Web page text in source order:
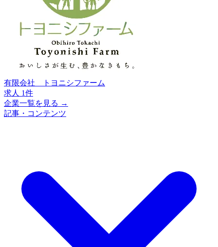
有限会社 トヨニシファーム
求人 1件
企業一覧を見る →
記事・コンテンツ